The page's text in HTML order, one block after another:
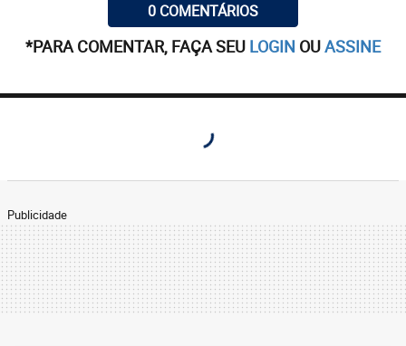
0 COMENTÁRIOS
*PARA COMENTAR, FAÇA SEU LOGIN OUASSINE
Publicidade